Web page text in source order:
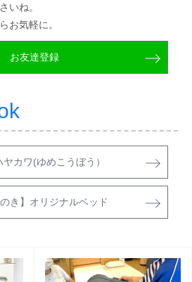
いね。
お気軽に。
お友達登録
カワ(ゆめこうぼう）
のき】オリジナルベッド